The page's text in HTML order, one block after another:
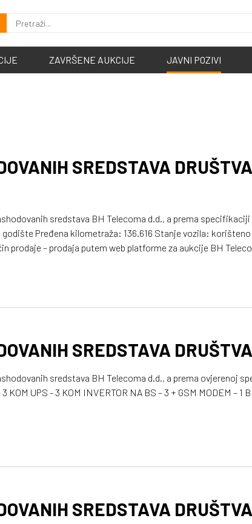
ZAVRŠENE AUKCIJE JAVNI POZIVI
SREDSTAVA
sredstava BH Telecoma d.d., a prema
Pređena kilometraža: 136.616 Stanje vozila:
Telecoma; Lokacija
predračuna; Vrijeme predaje predmeta prodaje – 30 dana;
SREDSTAVA DRUŠTVA
sredstava BH Telecoma d.d., a prema ovjerenoj
SREDSTAVA DRUŠTVA